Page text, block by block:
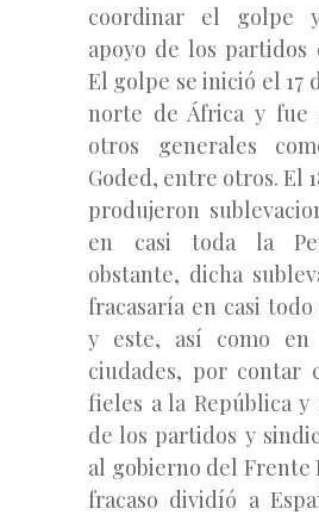
coordinar el golpe
apoyo de los partidos
El golpe se inició el 17
norte de África y fue
otros generales
Goded, entre otros. El
produjeron
en casi toda la
obstante, dicha
fracasaría en casi
y este, así como en
ciudades, por contar
fieles a la República
de los partidos y
al gobierno del Frente
fracaso dividíó a